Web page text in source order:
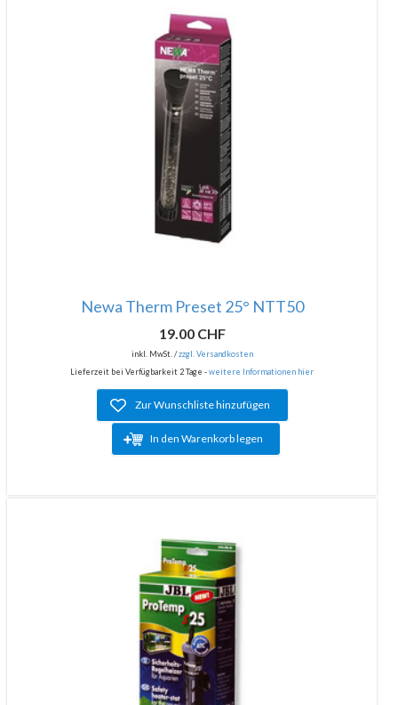
Newa Therm Preset 25° NTT50
19.00 CHF
inkl. MwSt. /zzgl. Versandkosten
Lieferzeit bei Verfügbarkeit 2 Tage -weitere Informationen hier
Zur Wunschliste hinzufügen
In den Warenkorb legen